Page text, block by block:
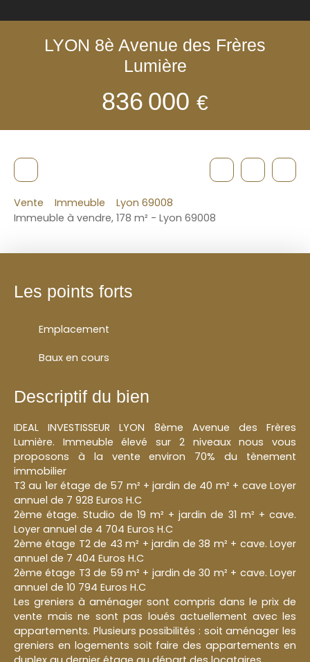
LYON 8è Avenue des Frères
Lumière
836 000 €
Vente Immeuble
Lyon 69008
Immeuble à vendre, 178 m² - Lyon 69008
Les points forts
Emplacement
Baux en cours
Descriptif du bien
IDEAL INVESTISSEUR LYON 8ème Avenue des Frères
Lumière. Immeuble élevé sur 2 niveaux nous vous
proposons à la vente environ 70% du tènement
immobilier
T3 au 1er étage de 57 m² + jardin de 40 m² + cave Loyer
annuel de 7 928 Euros H.C
2ème étage. Studio de 19 m² + jardin de 31 m² + cave.
Loyer annuel de 4 704 Euros H.C
2ème étage T2 de 43 m² + jardin de 38 m² + cave. Loyer
annuel de 7 404 Euros H.C
2ème étage T3 de 59 m² + jardin de 30 m² + cave. Loyer
annuel de 10 794 Euros H.C
Les greniers à aménager sont compris dans le prix de
vente mais ne sont pas loués actuellement avec les
appartements. Plusieurs possibilités : soit aménager les
greniers en logements soit faire des appartements en